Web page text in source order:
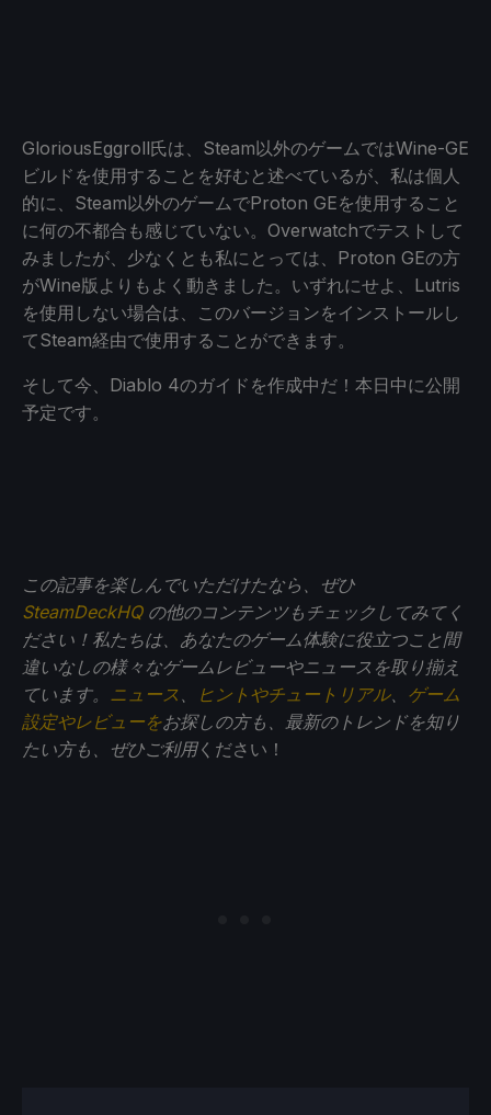
GloriousEggroll氏は、Steam以外のゲームではWine-GE
ビルドを使用することを好むと述べているが、私は個人
的に、Steam以外のゲームでProton GEを使用すること
に何の不都合も感じていない。Overwatchでテストして
みましたが、少なくとも私にとっては、Proton GEの方
がWine版よりもよく動きました。いずれにせよ、Lutris
を使用しない場合は、このバージョンをインストールし
てSteam経由で使用することができます。
そして今、Diablo 4のガイドを作成中だ！本日中に公開
予定です。
この記事を楽しんでいただけたなら、ぜひ
SteamDeckHQの他のコンテンツもチェックしてみてく
ださい！私たちは、あなたのゲーム体験に役立つこと間
違いなしの様々なゲームレビューやニュースを取り揃え
ています。 ニュース ヒントやチュートリアル、 ゲーム
設定やレビューをお探しの方も、最新のトレンドを知り
たい方も、ぜひご利用ください！